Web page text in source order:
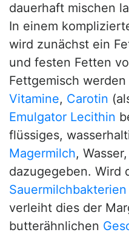
dauerhaft mischen
In einem
wird zunächst ein
und festen Fetten
Fettgemisch werden
Vitamine, Carotin
Emulgator Lecithin
flüssiges,
Magermilch, Wasser,
dazugegeben. Wird
Sauermilchbakterien
verleiht dies der
butterähnlichen